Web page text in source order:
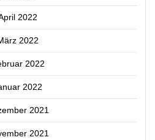
2022
2022
2022
2022
2021
2021